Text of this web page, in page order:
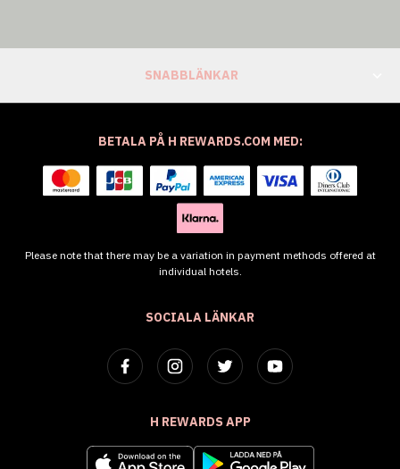
SNABBLÄNKAR
SOCIALA LÄNKAR
H REWARDS APP
BETALA PÅ H REWARDS.COM MED:
Please note that there may be a variation in payment methods offered at
individual hotels.